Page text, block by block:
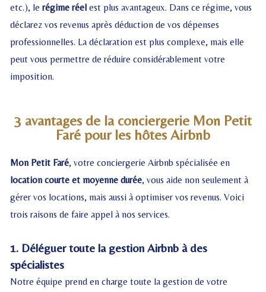
etc.), lerégime réel est plus avantageux. Dans ce régime, vous
déclarez vos revenus après déduction de vos dépenses
professionnelles. La déclaration est plus complexe, mais elle
peut vous permettre de réduire considérablement votre
imposition.
3 avantages de la conciergerie Mon Petit
Faré pour les hôtes Airbnb
Mon Petit Faré, votre conciergerie Airbnb spécialisée en
location courte et moyenne durée, vous aide non seulement à
gérer vos locations, mais aussi à optimiser vos revenus. Voici
trois raisons de faire appel à nos services.
1. Déléguer toute la gestion Airbnb à des
spécialistes
Notre équipe prend en charge toute la gestion de votre